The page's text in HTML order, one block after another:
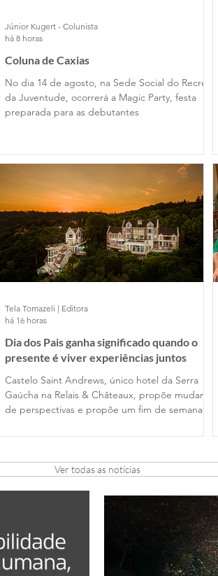
Coluna de Caxias
No dia 14 de agosto, na Sede Social do Recreio
da Juventude, ocorrerá a Magic Party, festa
preparada para as debutantes
Júnior Kugert - Colunista
há 8 horas
Dia dos Pais ganha significado quando o
presente é viver experiências juntos
Castelo Saint Andrews, único hotel da Serra
Gaúcha na Relais & Châteaux, propõe mudança
de perspectivas e propõe um fim de semana de
Gramado, com festival harmonizado exclusivo na
Tela Tomazeli | Editora
há 16 horas
Ver todas as notícias